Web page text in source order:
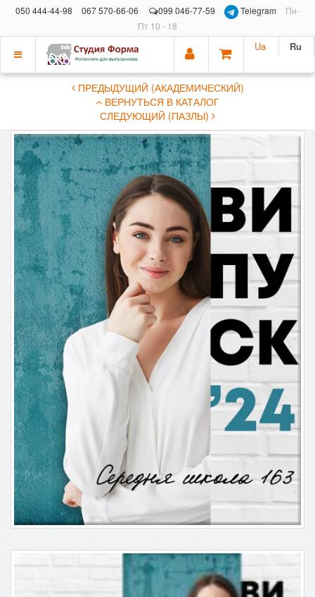
050 444-44-98 067 570-66-06 099 046-77-59 Telegram
Пн-
Пт 10 - 18
Показать
Ua Ru
ПРЕДЫДУЩИЙ (АКАДЕМИЧЕСКИЙ)
ВЕРНУТЬСЯ В КАТАЛОГ
СЛЕДУЮЩИЙ (ПАЗЛЫ)